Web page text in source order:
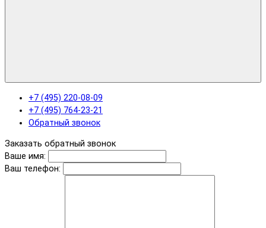
+7 (495) 220-08-09
+7 (495) 764-23-21
Обратный звонок
Заказать обратный звонок
Ваше имя:
Ваш телефон: